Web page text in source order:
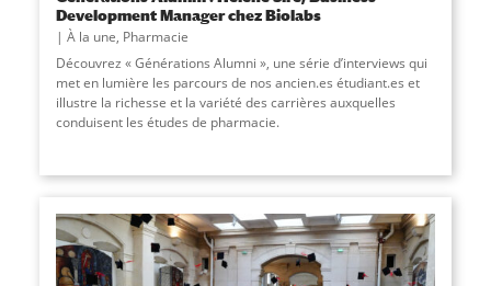
Development Manager chez Biolabs
À la une, Pharmacie
Découvrez « Générations Alumni », une série d’interviews qui
met en lumière les parcours de nos ancien.es étudiant.es et
illustre la richesse et la variété des carrières auxquelles
conduisent les études de pharmacie.